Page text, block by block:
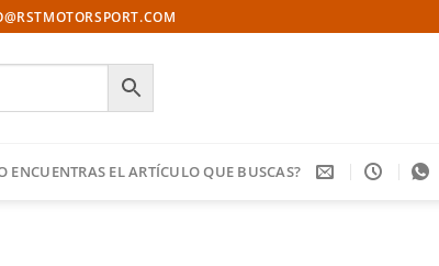
ENCUENTRAS EL ARTÍCULO QUE BUSCAS?